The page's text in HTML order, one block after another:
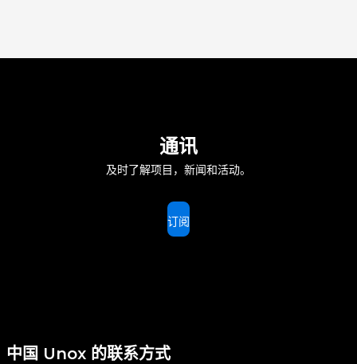
通讯
及时了解项目，新闻和活动。
订阅
中国 Unox 的联系方式